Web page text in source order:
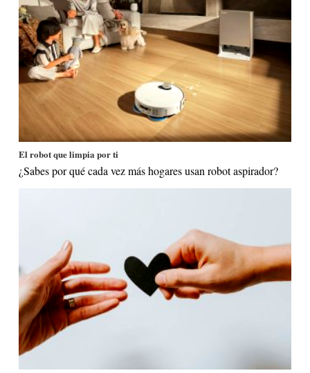
El robot que limpia por ti
¿Sabes por qué cada vez más hogares usan robot aspirador?